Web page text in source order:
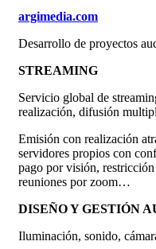
argimedia.com
Desarrollo de proyectos
STREAMING
Servicio global de
realización, difusión
Emisión con realización
servidores propios con
pago por visión,
reuniones por zoom…
DISEÑO Y GESTIÓN
Iluminación, sonido,